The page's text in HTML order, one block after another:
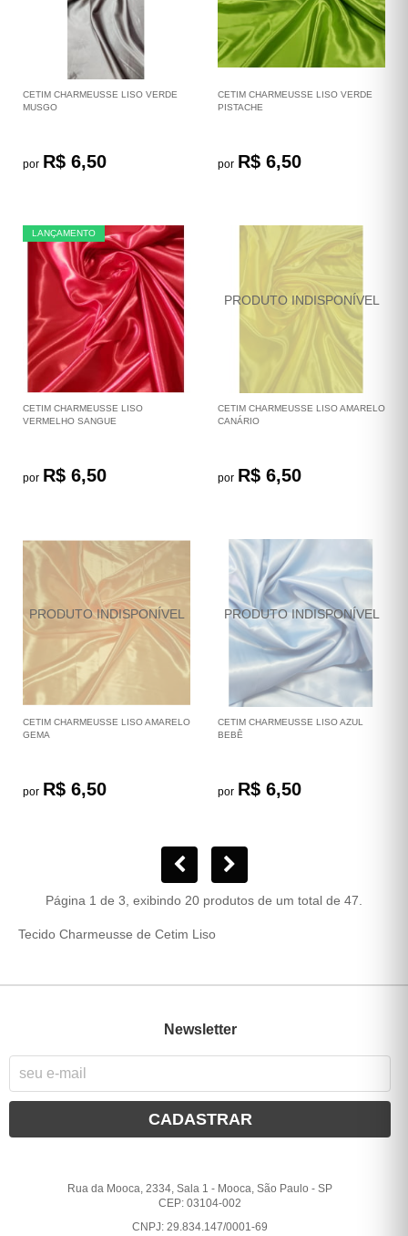
CETIM CHARMEUSSE LISO VERDE
MUSGO
por R$ 6,50
CETIM CHARMEUSSE LISO VERDE
PISTACHE
por R$ 6,50
LANÇAMENTO
CETIM CHARMEUSSE LISO
VERMELHO SANGUE
por R$ 6,50
CETIM CHARMEUSSE LISO AMARELO
CANÁRIO
por R$ 6,50
CETIM CHARMEUSSE LISO AMARELO
GEMA
por R$ 6,50
CETIM CHARMEUSSE LISO AZUL
BEBÊ
por R$ 6,50
Página 1 de 3, exibindo 20 produtos de um total de 47.
Tecido Charmeusse de Cetim Liso
Newsletter
CADASTRAR
Rua da Mooca, 2334, Sala 1 - Mooca, São Paulo -SP
CEP: 03104-002
CNPJ: 29.834.147/0001-69